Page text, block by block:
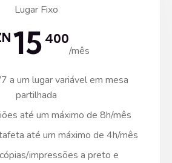
Lugar Fixo
15 400
/mês
a um lugar variável em mesa
partilhada
até um máximo de 8h/mês
até um máximo de 4h/mês
impressões a preto e